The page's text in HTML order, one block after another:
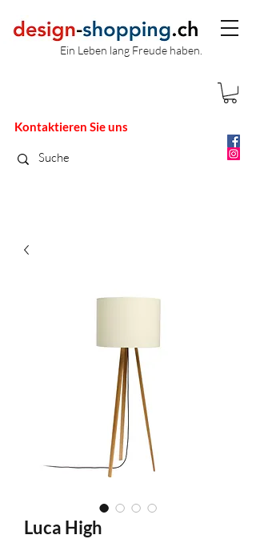
Ein Leben lang Freude haben.
Kontaktieren Sie uns
Luca High